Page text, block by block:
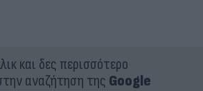
και δες περισσότερο
αναζήτηση της Google